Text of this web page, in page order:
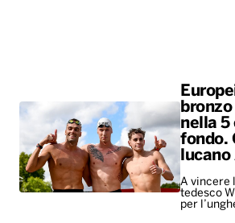
nella
fondo.
A vincere
tedesco
per